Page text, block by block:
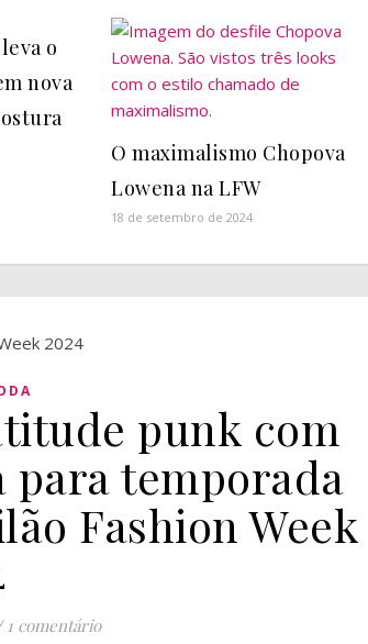
o
nova
O maximalismo Chopova
Lowena na LFW
18 de setembro de 2024
punk com
para temporada
Fashion Week
1 comentário